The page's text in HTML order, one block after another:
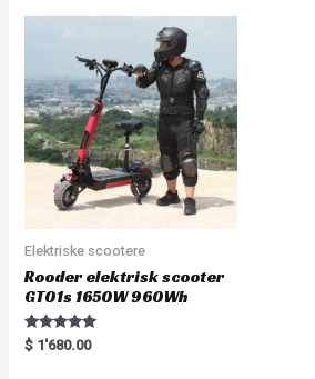
Elektriske scootere
Rooder elektrisk scooter
GT01s 1650W 960Wh
Rated
5.00
$ 1'680.00